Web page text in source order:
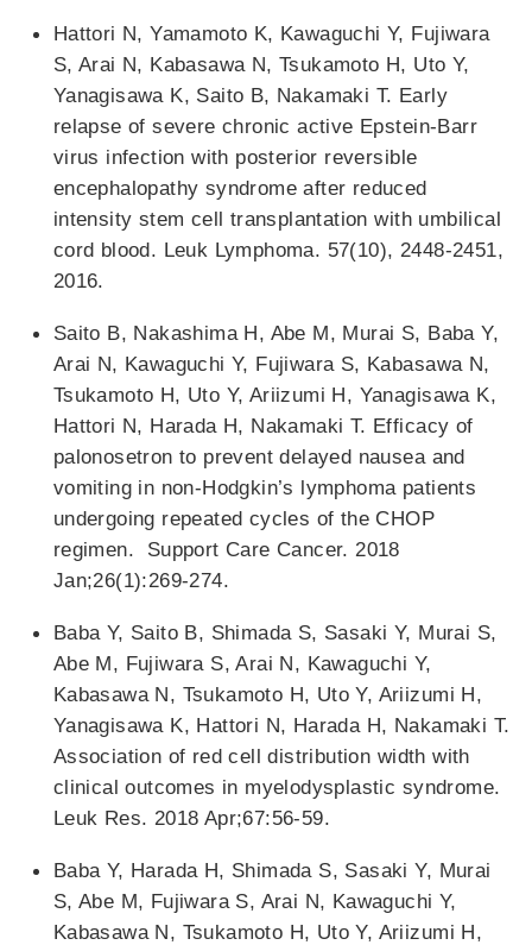
Hattori N, Yamamoto K, Kawaguchi Y, Fujiwara
S, Arai N, Kabasawa N, Tsukamoto H, Uto Y,
Yanagisawa K, Saito B, Nakamaki T. Early
relapse of severe chronic active Epstein-Barr
virus infection with posterior reversible
encephalopathy syndrome after reduced
intensity stem cell transplantation with umbilical
cord blood. Leuk Lymphoma. 57(10), 2448-2451,
2016.
Saito B, Nakashima H, Abe M, Murai S, Baba Y,
Arai N, Kawaguchi Y, Fujiwara S, Kabasawa N,
Tsukamoto H, Uto Y, Ariizumi H, Yanagisawa K,
Hattori N, Harada H, Nakamaki T. Efficacy of
palonosetron to prevent delayed nausea and
vomiting in non-Hodgkin’s lymphoma patients
undergoing repeated cycles of the CHOP
regimen. Support Care Cancer. 2018
Jan;26(1):269-274.
Baba Y, Saito B, Shimada S, Sasaki Y, Murai S,
Abe M, Fujiwara S, Arai N, Kawaguchi Y,
Kabasawa N, Tsukamoto H, Uto Y, Ariizumi H,
Yanagisawa K, Hattori N, Harada H, Nakamaki T.
Association of red cell distribution width with
clinical outcomes in myelodysplastic syndrome.
Leuk Res. 2018 Apr;67:56-59.
Baba Y, Harada H, Shimada S, Sasaki Y, Murai
S, Abe M, Fujiwara S, Arai N, Kawaguchi Y,
Kabasawa N, Tsukamoto H, Uto Y, Ariizumi H,